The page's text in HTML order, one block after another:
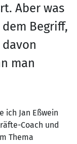
Aber was
Begriff,
man
ich Jan Eßwein
Coach und
Thema